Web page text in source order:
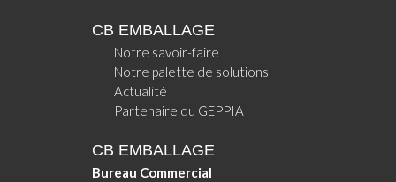
CB EMBALLAGE
Notre savoir-faire
Notre palette de solutions
Actualité
Partenaire du GEPPIA
CB EMBALLAGE
Bureau Commercial